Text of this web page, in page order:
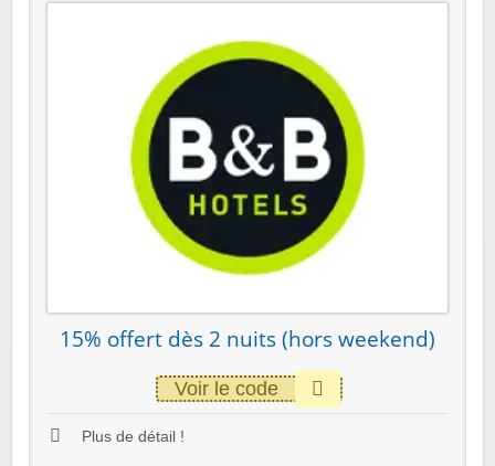
15% offert dès 2 nuits (hors weekend)
Voir le code
Plus de détail !